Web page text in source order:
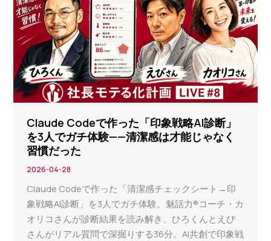
Claude Codeで作った「印象戦略AI診断」
を3人でガチ体験——清潔感は才能じゃなく
習慣だった
2026-04-28
Claude Codeで作った「清潔感チェックシート→印
象戦略AI診断」を3人でガチ体験。魅話力®コーチ・カ
オリコさんが診断結果を読み解き、ひろくんとえび
さんがリアル質問で深掘りする36分。AI共創で印象戦